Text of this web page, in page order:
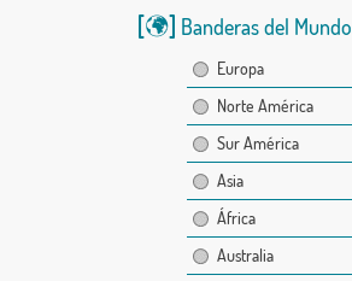
Banderas del Mundo
Europa
Norte América
Sur América
Asia
África
Australia